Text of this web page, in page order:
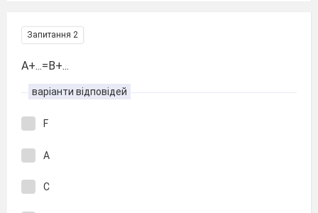
Запитання 2
A+...=B+...
варіанти відповідей
F
A
C